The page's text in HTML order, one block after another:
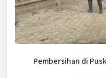
Pembersihan di